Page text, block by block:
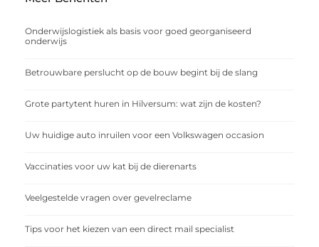
Onderwijslogistiek als basis voor goed georganiseerd
onderwijs
Betrouwbare perslucht op de bouw begint bij de slang
Grote partytent huren in Hilversum: wat zijn de kosten?
Uw huidige auto inruilen voor een Volkswagen occasion
Vaccinaties voor uw kat bij de dierenarts
Veelgestelde vragen over gevelreclame
Tips voor het kiezen van een direct mail specialist